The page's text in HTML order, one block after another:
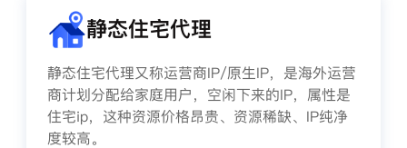
静态住宅代理
静态住宅代理又称运营商IP/原生IP，是海外运营
商计划分配给家庭用户，空闲下来的IP，属性是
住宅ip，这种资源价格昂贵、资源稀缺、IP纯净
度较高。